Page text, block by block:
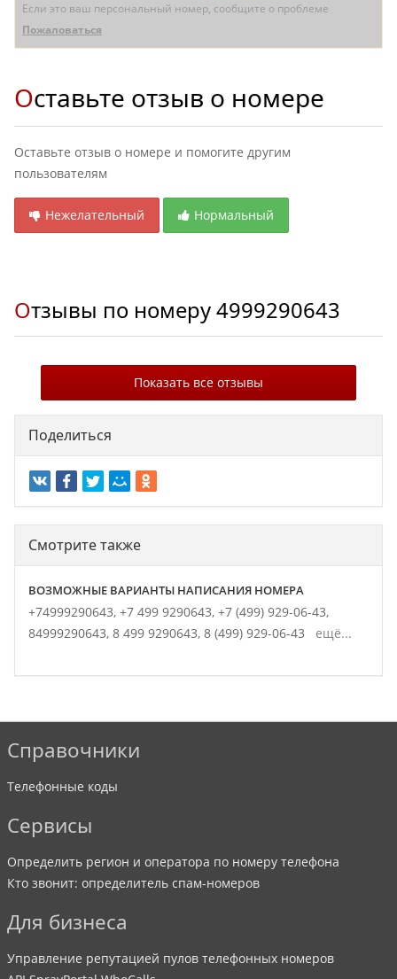
Если это ваш персональный номер, сообщите о проблеме
Пожаловаться
Оставьте отзыв о номере
Оставьте отзыв о номере и помогите другим
пользователям
Нежелательный Нормальный
Отзывы по номеру4999290643
Показать все отзывы
Поделиться
Смотрите также
ВОЗМОЖНЫЕ ВАРИАНТЫ НАПИСАНИЯ НОМЕРА
+74999290643, +7 499 9290643, +7 (499) 929-06-43,
84999290643, 8 499 9290643, 8 (499) 929-06-43 ещё...
Справочники
Телефонные коды
Сервисы
Определить регион и оператора по номеру телефона
Кто звонит: определитель спам-номеров
Для бизнеса
Управление репутацией пулов телефонных номеров